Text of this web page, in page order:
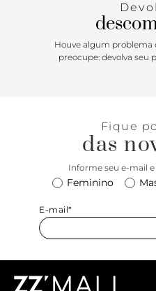
Houve algum problema
preocupe: devolva seu
Fique
das
Informe seu e-mail
Feminino
E-mail*